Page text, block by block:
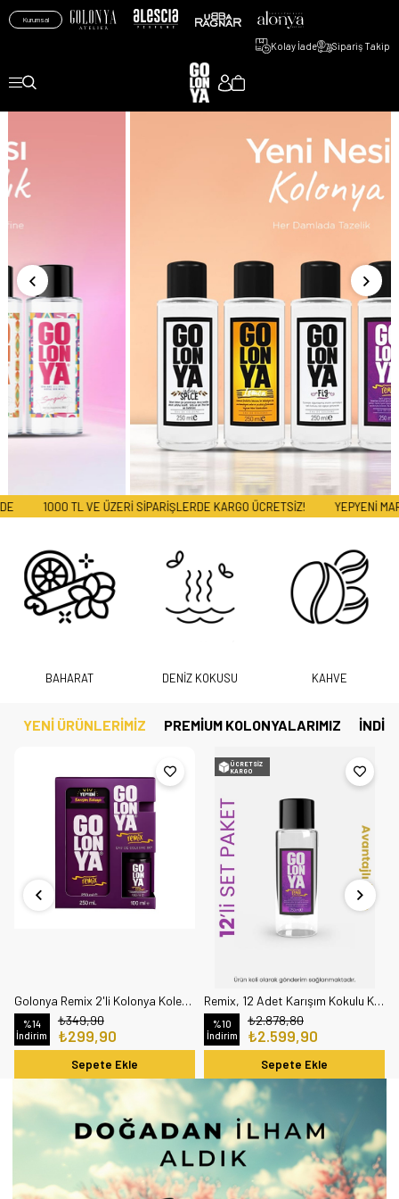
Kurumsal
Kolay İade Sipariş Takip
VE ÜZERİ SİPARİŞLERDE KARGO ÜCRETSİZ! YEPYENİ MARKALARIMIZ
BAHARAT DENİZ KOKUSU KAHVE
YENİ ÜRÜNLERİMİZ PREMİUM KOLONYALARIMIZ
Golonya Remix 2'li Kolonya Koleksiyonu, Narenciyeden Ambere Zarif Bir Geçiş 250ml, 100ml Kofre Set
%14
İndirim
₺299,90
₺349,90
Sepete Ekle
Remix, 12 Adet Karışım Kokulu Kolonya, 250 ml
%10
İndirim
₺2.599,90
₺2.878,80
ÜCRETSIZ
KARGO
Sepete Ekle
YENI ÜRÜN